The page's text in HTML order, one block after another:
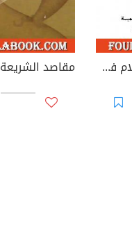
فتوى شيخ الإسلام في حكم من بدل شرائع الإسلام مقاصد الشريعة